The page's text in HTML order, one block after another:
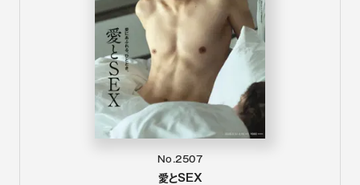
No.2507
愛とSEX